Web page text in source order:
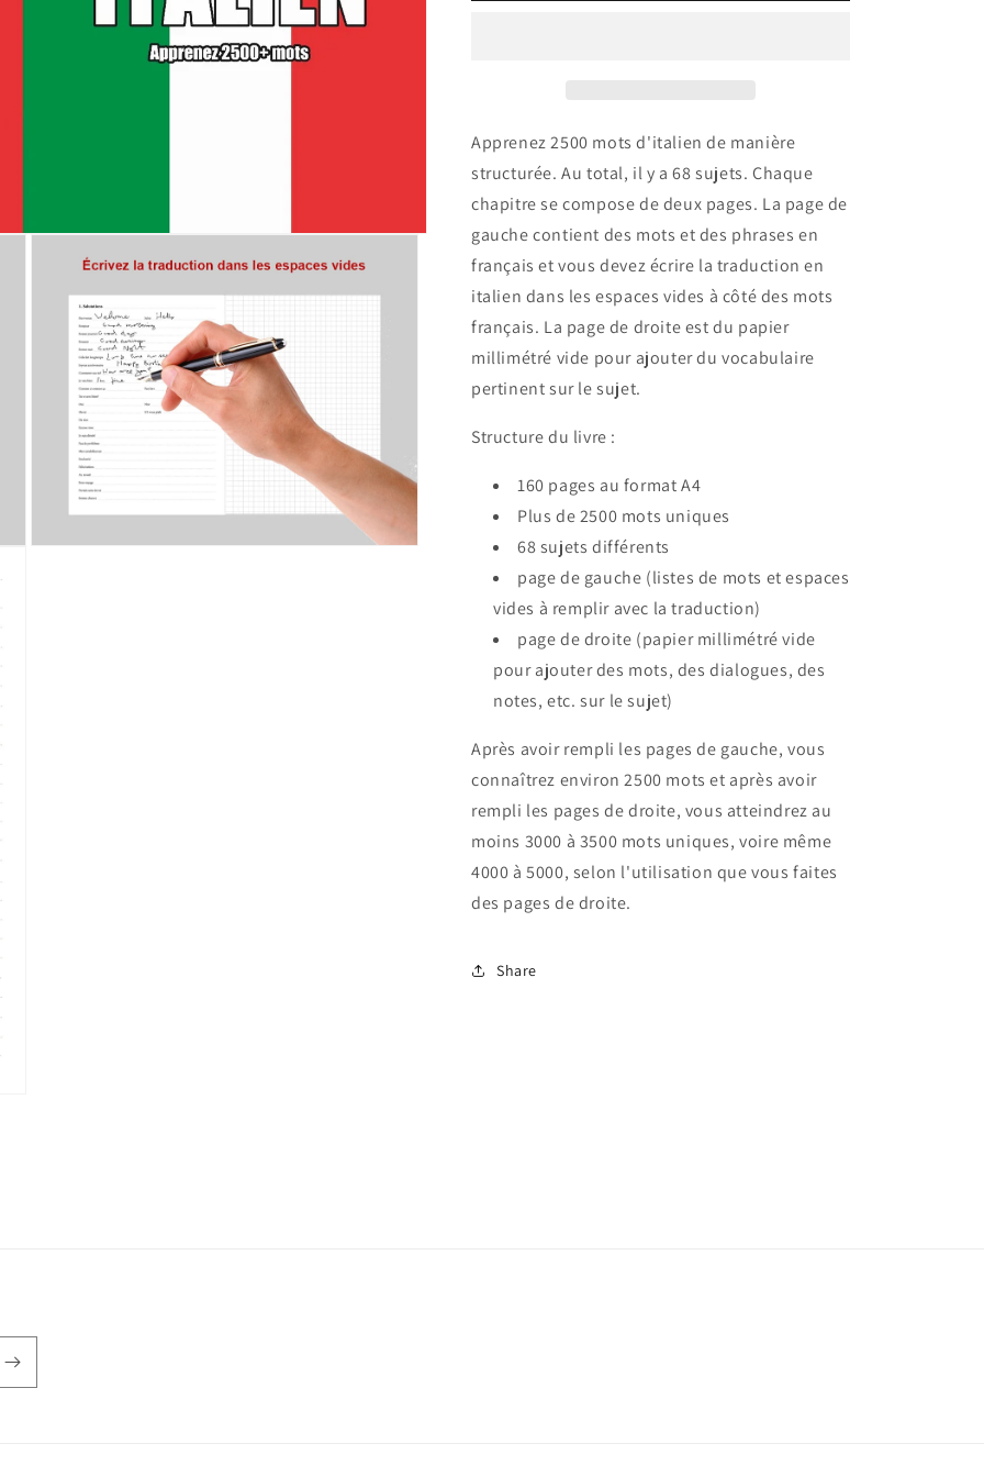
Apprenez 2500 mots d'italien de manière
structurée. Au total, il y a 68 sujets. Chaque
chapitre se compose de deux pages. La page de
gauche contient des mots et des phrases en
français et vous devez écrire la traduction en
italien dans les espaces vides à côté des mots
français. La page de droite est du papier
millimétré vide pour ajouter du vocabulaire
pertinent sur le sujet.
Structure du livre :
160 pages au format A4
Plus de 2500 mots uniques
68 sujets différents
page de gauche (listes de mots et espaces
vides à remplir avec la traduction)
page de droite (papier millimétré vide
pour ajouter des mots, des dialogues, des
notes, etc. sur le sujet)
Après avoir rempli les pages de gauche, vous
connaîtrez environ 2500 mots et après avoir
rempli les pages de droite, vous atteindrez au
moins 3000 à 3500 mots uniques, voire même
4000 à 5000, selon l'utilisation que vous faites
des pages de droite.
Share